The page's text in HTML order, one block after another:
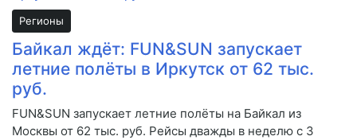
Регионы
Байкал ждёт: FUN&SUN запускает
летние полёты в Иркутск от 62 тыс.
руб.
FUN&SUN запускает летние полёты на Байкал из
Москвы от 62 тыс. руб. Рейсы дважды в неделю с 3